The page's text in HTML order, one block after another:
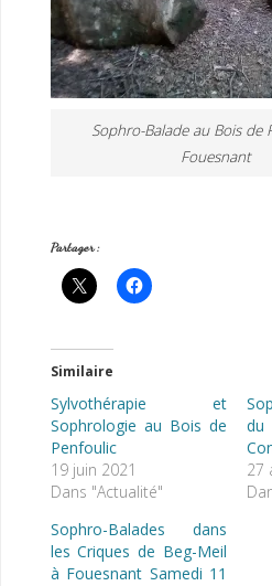
Sophro-Balade au Bois de
Fouesnant
Partager :
Similaire
Sylvothérapie et
Sophrologie au Bois de
Penfoulic
19 juin 2021
Dans "Actualité"
27
Sophro-Balades dans
les Criques de Beg-Meil
à Fouesnant Samedi 11